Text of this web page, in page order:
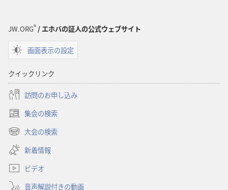
ン
JW.ORG®/ エホバの証人の公式ウェブサイト
画面表示の設定
クイックリンク
訪問のお申し込み
集会の検索
（新
し
タ
で
開
大会の検索
（新
し
い
タ
ブ
新着情報
ビデオ
音声解説付きの動画